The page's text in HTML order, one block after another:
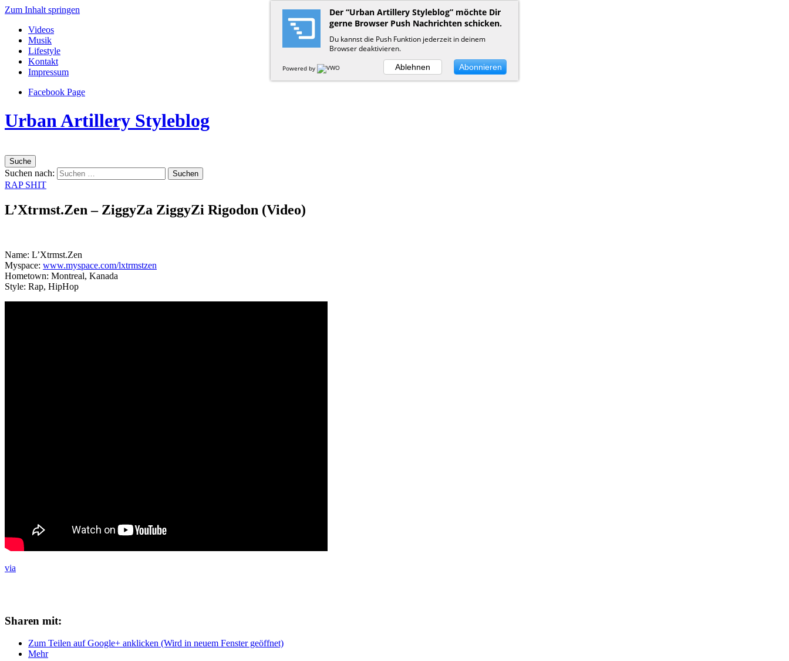
Zum Inhalt springen
Videos
Musik
Lifestyle
Kontakt
Impressum
Facebook Page
Urban Artillery Styleblog
Suche
Suchen nach:
RAP SHIT
L’Xtrmst.Zen – ZiggyZa ZiggyZi Rigodon (Video)
Name: L’Xtrmst.Zen
Myspace: www.myspace.com/lxtrmstzen
Hometown: Montreal, Kanada
Style: Rap, HipHop
via
Sharen mit:
Zum Teilen auf Google+ anklicken (Wird in neuem Fenster geöffnet)
Mehr
Der “Urban Artillery Styleblog” möchte Dir
gerne Browser Push Nachrichten schicken.
Du kannst die Push Funktion jederzeit in deinem
Browser deaktivieren.
Powered by Ablehnen Abonnieren